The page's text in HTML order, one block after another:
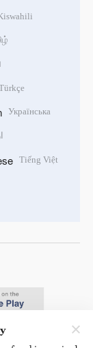
Українська
Tiếng Việt